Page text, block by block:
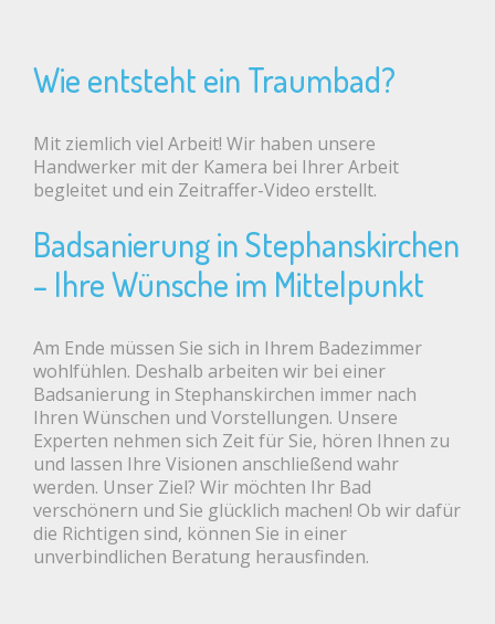
Wie entsteht ein Traumbad?
Mit ziemlich viel Arbeit! Wir haben unsere
Handwerker mit der Kamera bei Ihrer Arbeit
begleitet und ein Zeitraffer-Video erstellt.
Badsanierung in Stephanskirchen
– Ihre Wünsche im Mittelpunkt
Am Ende müssen Sie sich in Ihrem Badezimmer
wohlfühlen. Deshalb arbeiten wir bei einer
Badsanierung in Stephanskirchen immer nach
Ihren Wünschen und Vorstellungen. Unsere
Experten nehmen sich Zeit für Sie, hören Ihnen zu
und lassen Ihre Visionen anschließend wahr
werden. Unser Ziel? Wir möchten Ihr Bad
verschönern und Sie glücklich machen! Ob wir dafür
die Richtigen sind, können Sie in einer
unverbindlichen Beratung herausfinden.